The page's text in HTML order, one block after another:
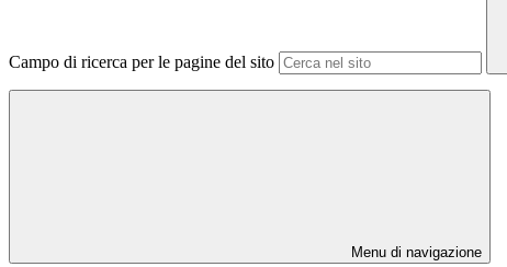
Campo di ricerca per le pagine del sito
Menu di navigazione